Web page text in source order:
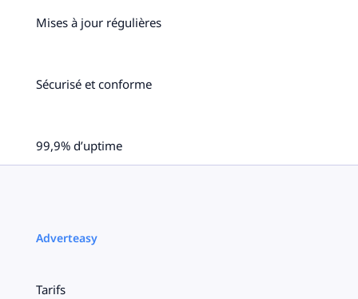
Mises à jour régulières
Sécurisé et conforme
99,9% d’uptime
Adverteasy
Tarifs